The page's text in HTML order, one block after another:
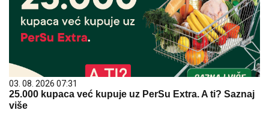
03. 08. 2026 07:31
25.000 kupaca već kupuje uz PerSu Extra. A ti? Saznaj
više